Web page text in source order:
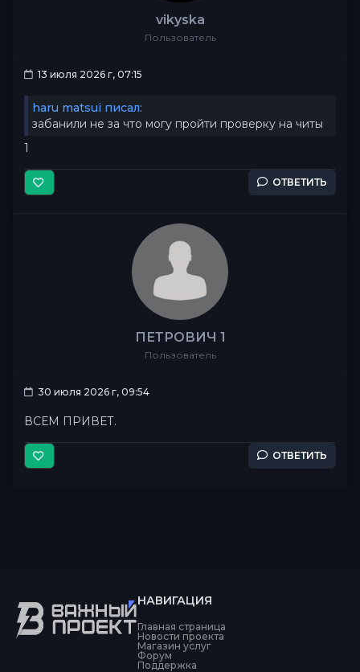
vikyska
Пользователь
13 июля 2026 г, 07:15
haru matsui писал:
забанили не за что могу пройти проверку на читы
1
ОТВЕТИТЬ
ПЕТРОВИЧ 1
Пользователь
30 июля 2026 г, 09:54
ВСЕМ ПРИВЕТ.
ОТВЕТИТЬ
НАВИГАЦИЯ
Главная страница
Новости проекта
Магазин услуг
Форум
Поддержка